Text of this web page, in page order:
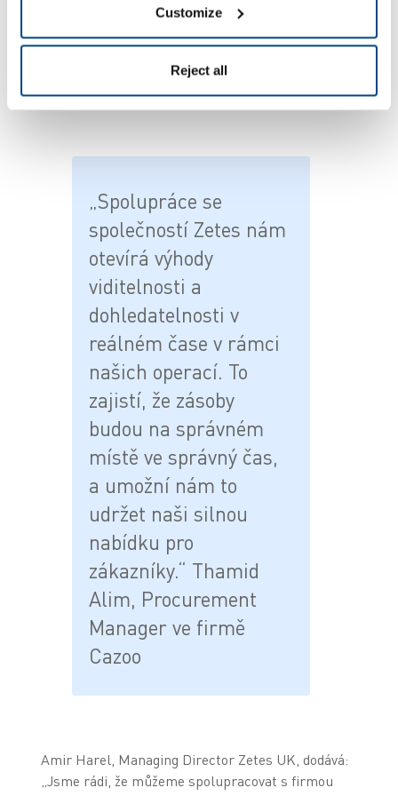
Customize
Reject all
pro zákazníky. Spolupráce se specialistou na
dodavatelské řetězce s agilním a škálovatelným
služeb a plnit sliby zákazníkům při našem dalším
růstu.“
„Spolupráce se
společností Zetes nám
otevírá výhody
viditelnosti a
dohledatelnosti v
reálném čase v rámci
našich operací. To
zajistí, že zásoby
budou na správném
místě ve správný čas,
a umožní nám to
udržet naši silnou
nabídku pro
zákazníky.“ Thamid
Alim, Procurement
Manager ve firmě
Cazoo
Amir Harel, Managing Director Zetes UK, dodává:
„Jsme rádi, že můžeme spolupracovat s firmou